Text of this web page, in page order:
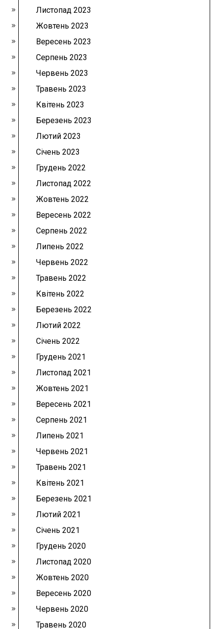
Листопад 2023
Жовтень 2023
Вересень 2023
Серпень 2023
Червень 2023
Травень 2023
Квітень 2023
Березень 2023
Лютий 2023
Січень 2023
Грудень 2022
Листопад 2022
Жовтень 2022
Вересень 2022
Серпень 2022
Липень 2022
Червень 2022
Травень 2022
Квітень 2022
Березень 2022
Лютий 2022
Січень 2022
Грудень 2021
Листопад 2021
Жовтень 2021
Вересень 2021
Серпень 2021
Липень 2021
Червень 2021
Травень 2021
Квітень 2021
Березень 2021
Лютий 2021
Січень 2021
Грудень 2020
Листопад 2020
Жовтень 2020
Вересень 2020
Червень 2020
Травень 2020